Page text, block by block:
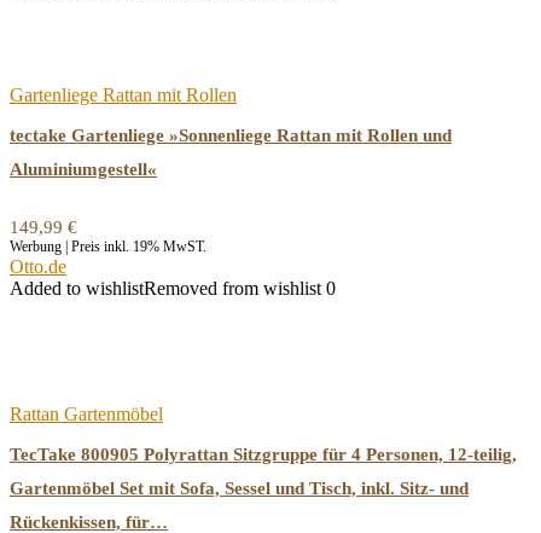
Gartenliege Rattan mit Rollen
tectake Gartenliege »Sonnenliege Rattan mit Rollen und
Aluminiumgestell«
149,99 €
Werbung | Preis inkl. 19% MwST.
Otto.de
Added to wishlistRemoved from wishlist 0
Rattan Gartenmöbel
TecTake 800905 Polyrattan Sitzgruppe für 4 Personen, 12-teilig,
Gartenmöbel Set mit Sofa, Sessel und Tisch, inkl. Sitz- und
Rückenkissen, für…